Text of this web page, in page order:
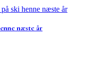
næste år